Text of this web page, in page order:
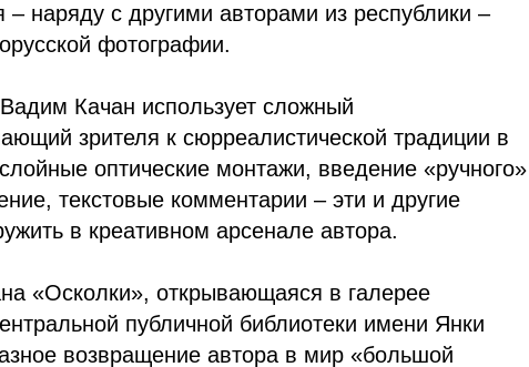
наряду с другими авторами из республики –
фотографии.
Качан использует сложный
зрителя к сюрреалистической традиции в
оптические монтажи, введение «ручного»
текстовые комментарии – эти и другие
в креативном арсенале автора.
«Осколки», открывающаяся в галерее
публичной библиотеки имени Янки
возвращение автора в мир «большой